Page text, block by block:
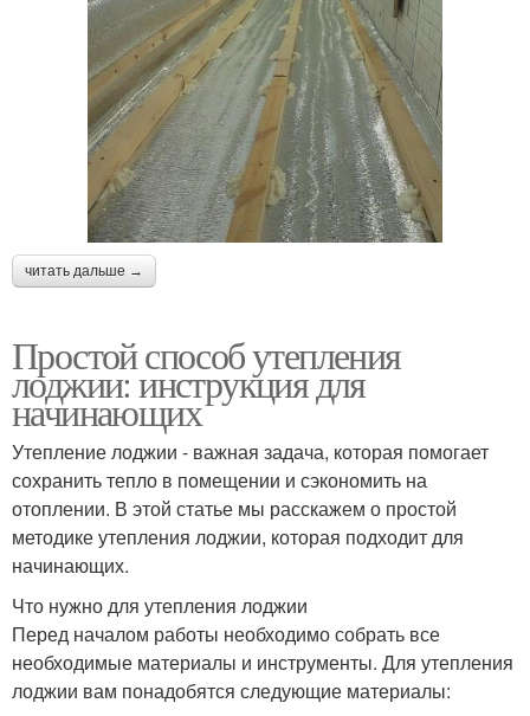
читать дальше →
Простой способ утепления
лоджии: инструкция для
начинающих
Утепление лоджии - важная задача, которая помогает
сохранить тепло в помещении и сэкономить на
отоплении. В этой статье мы расскажем о простой
методике утепления лоджии, которая подходит для
начинающих.
Что нужно для утепления лоджии
Перед началом работы необходимо собрать все
необходимые материалы и инструменты. Для утепления
лоджии вам понадобятся следующие материалы: